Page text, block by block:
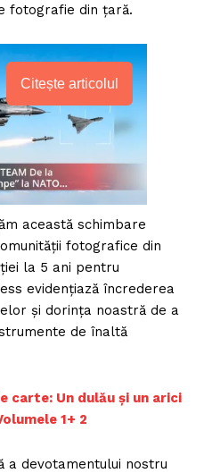
fotografie din țară.
Citește articolul
această schimbare
fotografice din
la 5 ani pentru
evidențiază încrederea
și dorința noastră de a
de înaltă
carte: Un dulău și un arici
1+ 2
a devotamentului nostru